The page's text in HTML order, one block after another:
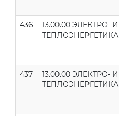
436
13.00.00 ЭЛЕКТРО- И
ТЕПЛОЭНЕРГЕТИКА
437
13.00.00 ЭЛЕКТРО- И
ТЕПЛОЭНЕРГЕТИКА